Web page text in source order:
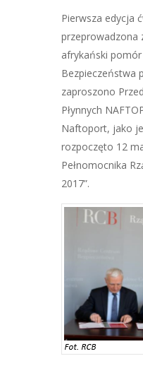
Pierwsza edycja
przeprowadzona
afrykański
Bezpieczeństwa
zaproszono
Płynnych
Naftoport, jako
rozpoczęto 12
Pełnomocnika
2017”.